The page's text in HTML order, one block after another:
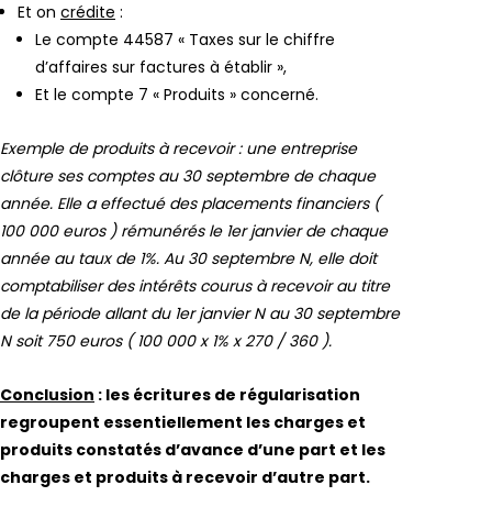
Et on crédite :
Le compte 44587 « Taxes sur le chiffre
d’affaires sur factures à établir »,
Et le compte 7 « Produits » concerné.
Exemple de produits à recevoir : une entreprise
clôture ses comptes au 30 septembre de chaque
année. Elle a effectué des placements financiers (
100 000 euros ) rémunérés le 1er janvier de chaque
année au taux de 1%. Au 30 septembre N, elle doit
comptabiliser des intérêts courus à recevoir au titre
de la période allant du 1er janvier N au 30 septembre
N soit 750 euros ( 100 000 x 1% x 270 / 360 ).
Conclusion : les écritures de régularisation
regroupent essentiellement les charges et
produits constatés d’avance d’une part et les
charges et produits à recevoir d’autre part.